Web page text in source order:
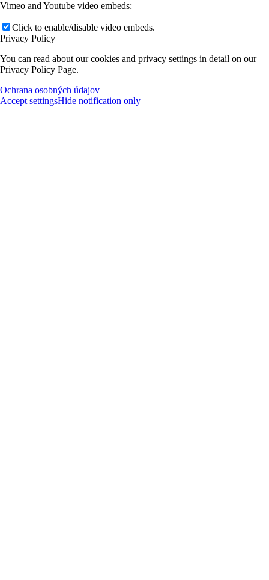
Vimeo and Youtube video embeds:
Click to enable/disable video embeds.
Privacy Policy
You can read about our cookies and privacy settings in detail on our
Privacy Policy Page.
Ochrana osobných údajov
Accept settingsHide notification only